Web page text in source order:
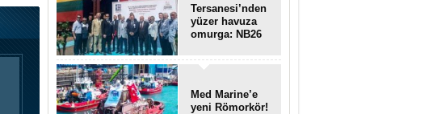
Tersanesi’nden
yüzer havuza
omurga: NB26
Med Marine’e
yeni Römorkör!